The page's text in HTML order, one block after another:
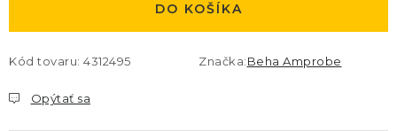
DO KOŠÍKA
Kód tovaru: 4312495 Značka:Beha Amprobe
Opýtať sa